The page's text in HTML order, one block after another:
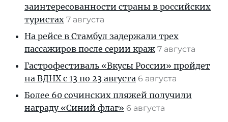
заинтересованности страны в российских
туристах 7 августа
На рейсе в Стамбул задержали трех
пассажиров после серии краж 7 августа
Гастрофестиваль «Вкусы России» пройдет
на ВДНХ с 13 по 23 августа 6 августа
Более 60 сочинских пляжей получили
награду «Синий флаг» 6 августа